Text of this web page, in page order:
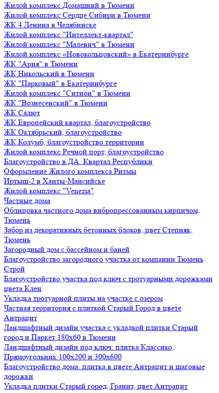
Жилой комплекс Домашний в Тюмени
Жилой комплекс Сердце Сибири в Тюмени
ЖК 4 Ленина в Челябинске
Жилой комплекс "Интеллект-квартал"
Жилой комплекс "Малевич" в Тюмени
Жилой комплекс «Новокольцовский» в Екатеринбурге
ЖК "Ария" в Тюмени
ЖК Никольский в Тюмени
ЖК "Парковый" в Екатеринбурге
Жилой комплекс "Ситион" в Тюмени
ЖК "Вознесенский" в Тюмени
ЖК Салют
ЖК Европейский квартал, благоустройство
ЖК Октябрьский, благоустройство
ЖК Колумб, благоустройство территории
Жилой комплекс Речной порт, благоустройство
Благоустройство в ДА. Квартал Республики
Оформление Жилого комплекса Ритмы
Иртыш-2 в Ханты-Мансийске
Жилой комплекс "Venezia"
Частные дома
Облицовка частного дома вибропрессованным кирпичом,
Тюмень
Забор из декоративных бетонных блоков, цвет Степняк,
Тюмень
Загородный дом с бассейном и баней
Благоустройство загородного участка от компании Тюмень
Строй
Благоустройство участка под ключ с тротуарными дорожками
цвета Клен
Укладка тротуарной плиты на участке с озером
Частная территория с плиткой Старый Город в цвете
Антрацит
Ландшафтный дизайн участка с укладкой плитки Старый
город и Паркет 180х60 в Тюмени
Ландшафтный дизайн под ключ: плитка Классико,
Прямоугольник 100х200 и 300х600
Благоустройство дома: плитка в цвете Антрацит и шаговые
дорожки
Укладка плитки Старый город, Гранит, цвет Антрацит